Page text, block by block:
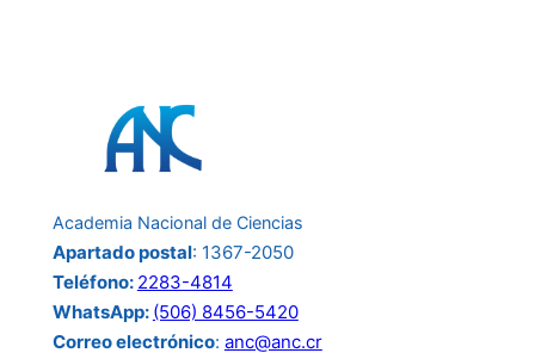
Academia Nacional de Ciencias
Apartado postal: 1367-2050
Teléfono: 2283-4814
WhatsApp: (506) 8456-5420
Correo electrónico: anc@anc.cr